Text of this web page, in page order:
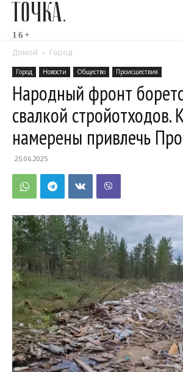
ТОЧКА.
16+
Домой Город
Город Новости Общество Происшествия
Народный фронт
свалкой стройотходов.
намерены привлечь
25.06.2025